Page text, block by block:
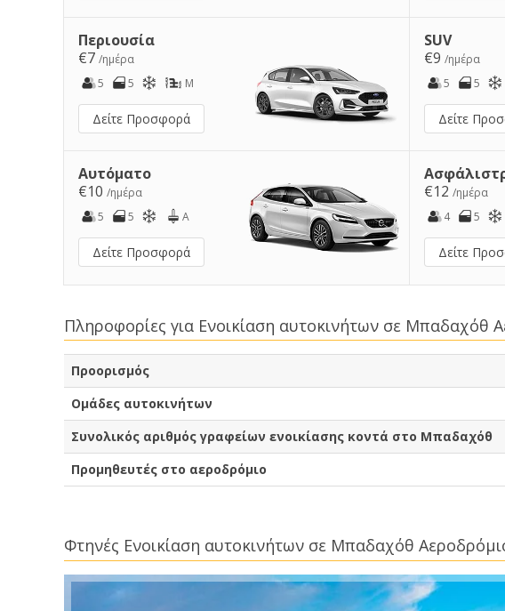
Περιουσία
€7 /ημέρα
5
5 M
Δείτε Προσφορά
SUV
€9/ημέρα
5
5
Δείτε
Αυτόματο
€10 /ημέρα
5
5 A
Δείτε Προσφορά
€12/ημέρα
4
5
Δείτε
Πληροφορίες για Ενοικίαση αυτοκινήτων σε Μπαδαχόθ
Προορισμός
Ομάδες αυτοκινήτων
Συνολικός αριθμός γραφείων ενοικίασης κοντά στο Μπαδαχόθ
Προμηθευτές στο αεροδρόμιο
Φτηνές Ενοικίαση αυτοκινήτων σε Μπαδαχόθ